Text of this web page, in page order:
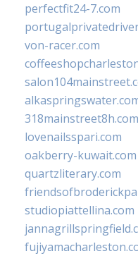
perfectfit24-7.com
von-racer.com
318mainstreet8h.com
lovenailsspari.com
oakberry-kuwait.com
quartzliterary.com
studiopiattellina.com